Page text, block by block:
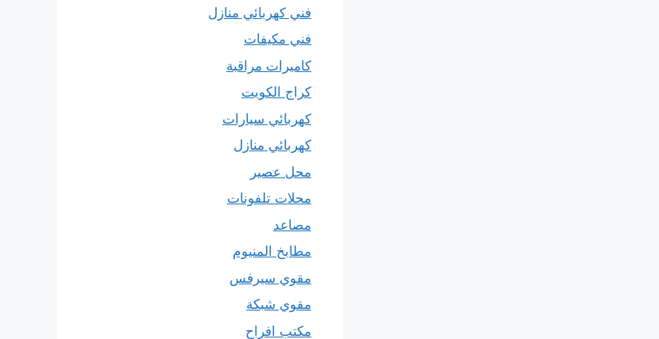
فني كهربائي منازل
فني مكيفات
كاميرات مراقبة
كراج الكويت
كهربائي سيارات
كهربائي منازل
محل عصير
محلات تلفونات
مصاعد
مطابخ المنيوم
مقوي سيرفس
مقوي شبكة
مكتب افراح